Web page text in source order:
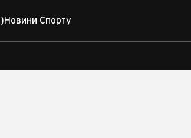
Новини Спорту